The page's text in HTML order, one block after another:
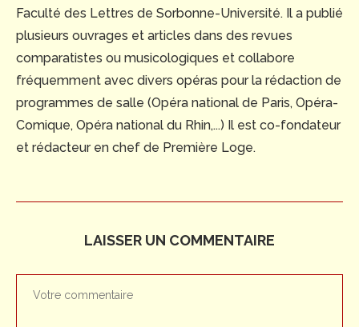
Faculté des Lettres de Sorbonne-Université. Il a publié
plusieurs ouvrages et articles dans des revues
comparatistes ou musicologiques et collabore
fréquemment avec divers opéras pour la rédaction de
programmes de salle (Opéra national de Paris, Opéra-
Comique, Opéra national du Rhin,...) Il est co-fondateur
et rédacteur en chef de Première Loge.
LAISSER UN COMMENTAIRE